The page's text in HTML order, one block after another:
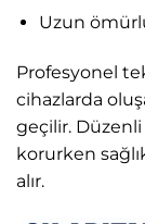
Uzun
Profesyonel
cihazlarda
geçilir. Düzenli
korurken
alır.